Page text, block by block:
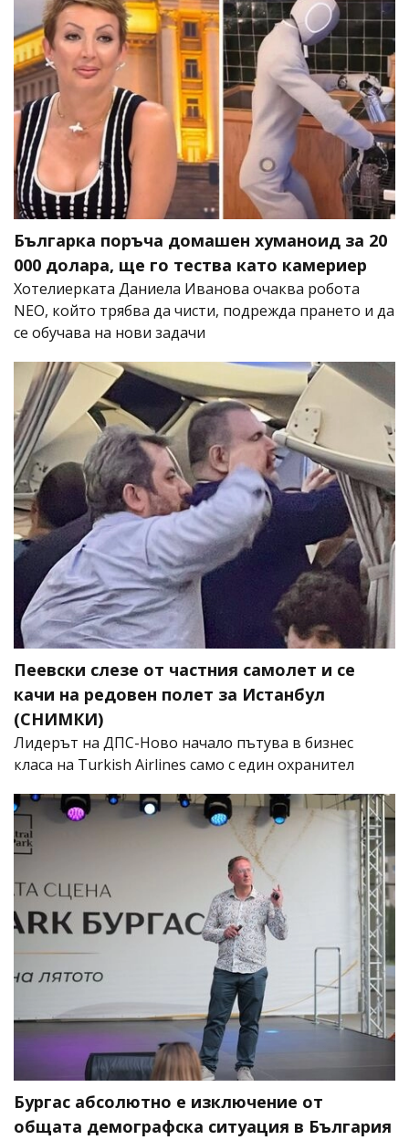
Българка поръча домашен хуманоид за 20
000 долара, ще го тества като камериер
Хотелиерката Даниела Иванова очаква робота
NEO, който трябва да чисти, подрежда прането и да
се обучава на нови задачи
Пеевски слезе от частния самолет и се
качи на редовен полет за Истанбул
(СНИМКИ)
Лидерът на ДПС-Ново начало пътува в бизнес
класа на Turkish Airlines само с един охранител
Бургас абсолютно е изключение от
общата демографска ситуация в България